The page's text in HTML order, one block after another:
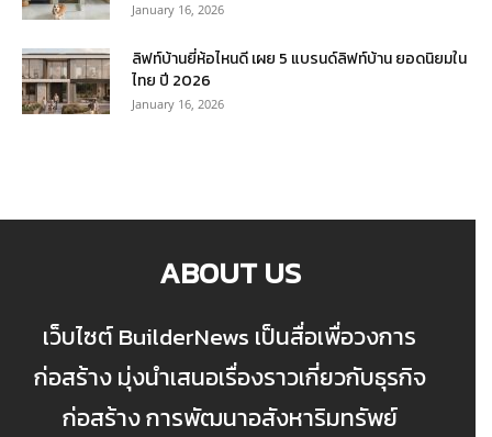
January 16, 2026
ลิฟท์บ้านยี่ห้อไหนดี เผย 5 แบรนด์ลิฟท์บ้าน ยอดนิยมใน
ไทย ปี 2026
January 16, 2026
ABOUT US
เว็บไซต์ BuilderNews เป็นสื่อเพื่อวงการ
ก่อสร้าง มุ่งนำเสนอเรื่องราวเกี่ยวกับธุรกิจ
ก่อสร้าง การพัฒนาอสังหาริมทรัพย์